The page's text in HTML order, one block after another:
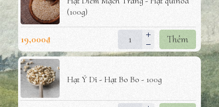
(100g)
19,000₫ Thêm
Hạt Ý Dĩ - Hạt Bo Bo - 100g